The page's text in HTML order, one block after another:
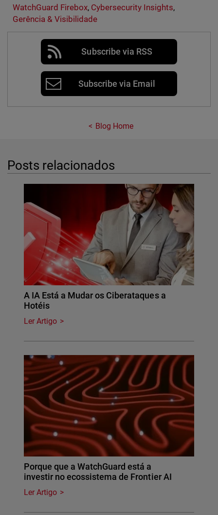
WatchGuard Firebox, Cybersecurity Insights,
Gerência & Visibilidade
Subscribe via RSS
Subscribe via Email
Blog Home
Posts relacionados
A IA Está a Mudar os Ciberataques a
Hotéis
Ler Artigo
Porque que a WatchGuard está a
investir no ecossistema de Frontier AI
Ler Artigo